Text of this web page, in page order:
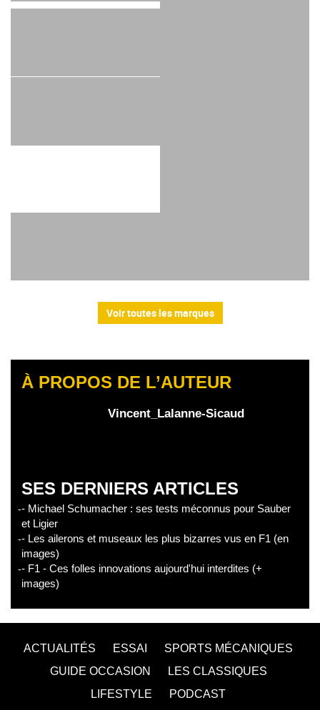
Voir toutes les marques
À PROPOS DE L’AUTEUR
Vincent_Lalanne-Sicaud
SES DERNIERS ARTICLES
- Michael Schumacher : ses tests méconnus pour Sauber
et Ligier
- Les ailerons et museaux les plus bizarres vus en F1 (en
images)
- F1 - Ces folles innovations aujourd'hui interdites (+
images)
ACTUALITÉS ESSAI
SPORTS MÉCANIQUES
GUIDE OCCASION
LES CLASSIQUES
LIFESTYLE
PODCAST